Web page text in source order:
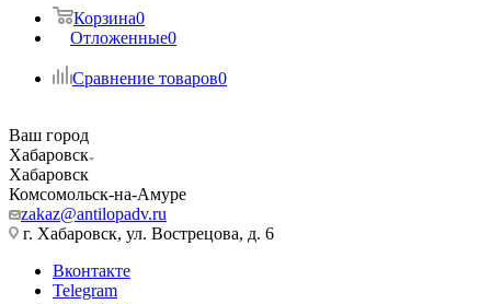
Корзина0
Отложенные0
Сравнение товаров0
Ваш город
Хабаровск
Хабаровск
Комсомольск-на-Амуре
zakaz@antilopadv.ru
г. Хабаровск, ул. Вострецова, д. 6
Вконтакте
Telegram